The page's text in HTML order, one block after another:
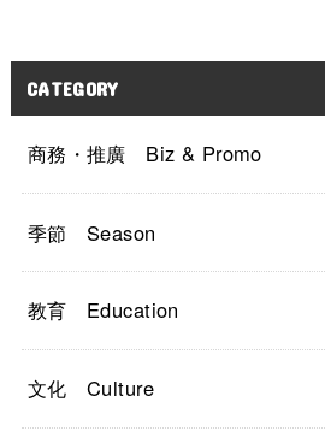
CATEGORY
商務・推廣 Biz & Promo
季節 Season
教育 Education
文化 Culture